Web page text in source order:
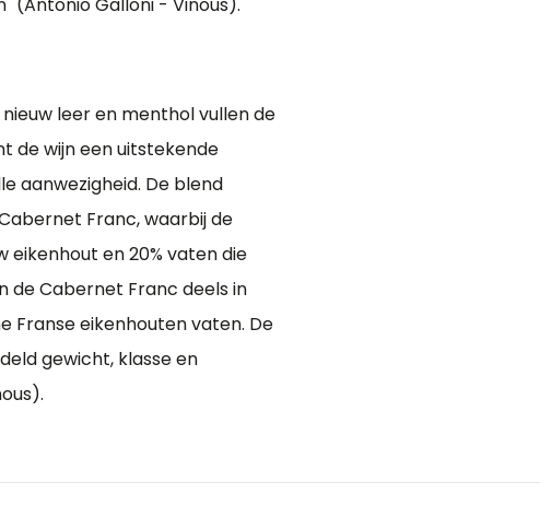
leer en menthol vullen de
de wijn een uitstekende
aanwezigheid. De blend
Franc, waarbij de
eikenhout en 20% vaten die
de Cabernet Franc deels in
Franse eikenhouten vaten. De
gewicht, klasse en